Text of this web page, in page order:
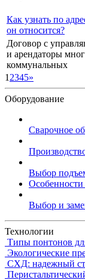
Как узнать по
он относится?
Договор с
и арендаторы
коммунальных
1 2345»
Оборудование
Сварочное
Выбор
Особенности
Выбор и
Технологии
Типы понтонов
Экологические
СХД: надежный